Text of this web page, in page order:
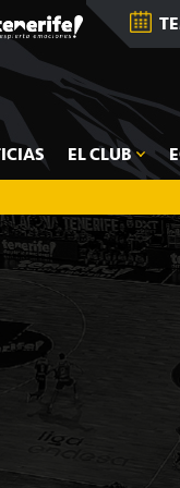
EL CLUB